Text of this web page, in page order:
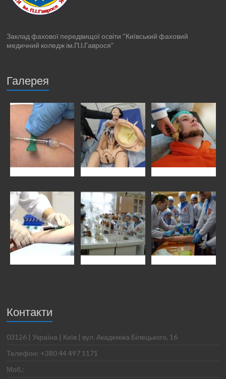
Заклад фахової передвищої освіти “Київський фаховий
медичний коледж ім.П.І.Гаврося”
Галерея
Контакти
03126 | Україна | Київ | вул. Академіка Білецького, 16
Телефон: +380 44 497 1171
Моб.: